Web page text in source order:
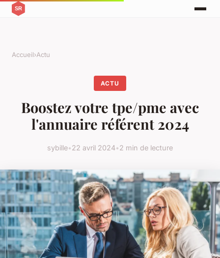
Accueil›Actu
ACTU
Boostez votre tpe/pme avec
l'annuaire référent 2024
sybille•22 avril 2024•2 min de lecture